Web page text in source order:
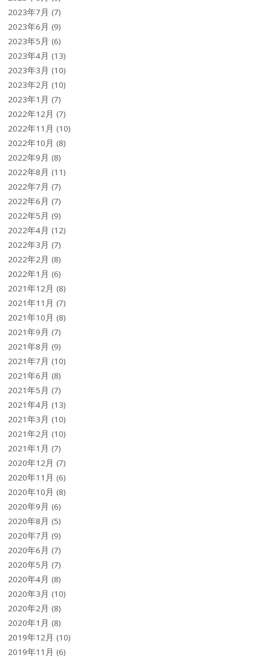
2023年7月 (7)
2023年6月 (9)
2023年5月 (6)
2023年4月 (13)
2023年3月 (10)
2023年2月 (10)
2023年1月 (7)
2022年12月 (7)
2022年11月 (10)
2022年10月 (8)
2022年9月 (8)
2022年8月 (11)
2022年7月 (7)
2022年6月 (7)
2022年5月 (9)
2022年4月 (12)
2022年3月 (7)
2022年2月 (8)
2022年1月 (6)
2021年12月 (8)
2021年11月 (7)
2021年10月 (8)
2021年9月 (7)
2021年8月 (9)
2021年7月 (10)
2021年6月 (8)
2021年5月 (7)
2021年4月 (13)
2021年3月 (10)
2021年2月 (10)
2021年1月 (7)
2020年12月 (7)
2020年11月 (6)
2020年10月 (8)
2020年9月 (6)
2020年8月 (5)
2020年7月 (9)
2020年6月 (7)
2020年5月 (7)
2020年4月 (8)
2020年3月 (10)
2020年2月 (8)
2020年1月 (8)
2019年12月 (10)
2019年11月 (6)